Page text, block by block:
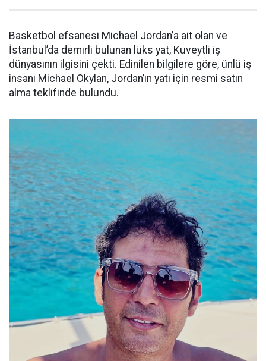
Basketbol efsanesi Michael Jordan’a ait olan ve
İstanbul’da demirli bulunan lüks yat, Kuveytli iş
dünyasının ilgisini çekti. Edinilen bilgilere göre, ünlü iş
insanı Michael Okylan, Jordan’ın yatı için resmi satın
alma teklifinde bulundu.